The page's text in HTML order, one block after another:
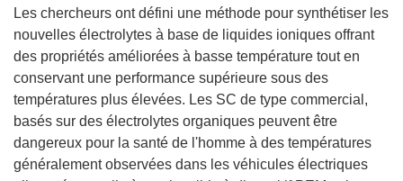
Les chercheurs ont défini une méthode pour synthétiser les
nouvelles électrolytes à base de liquides ioniques offrant
des propriétés améliorées à basse température tout en
conservant une performance supérieure sous des
températures plus élevées. Les SC de type commercial,
basés sur des électrolytes organiques peuvent être
dangereux pour la santé de l'homme à des températures
généralement observées dans les véhicules électriques